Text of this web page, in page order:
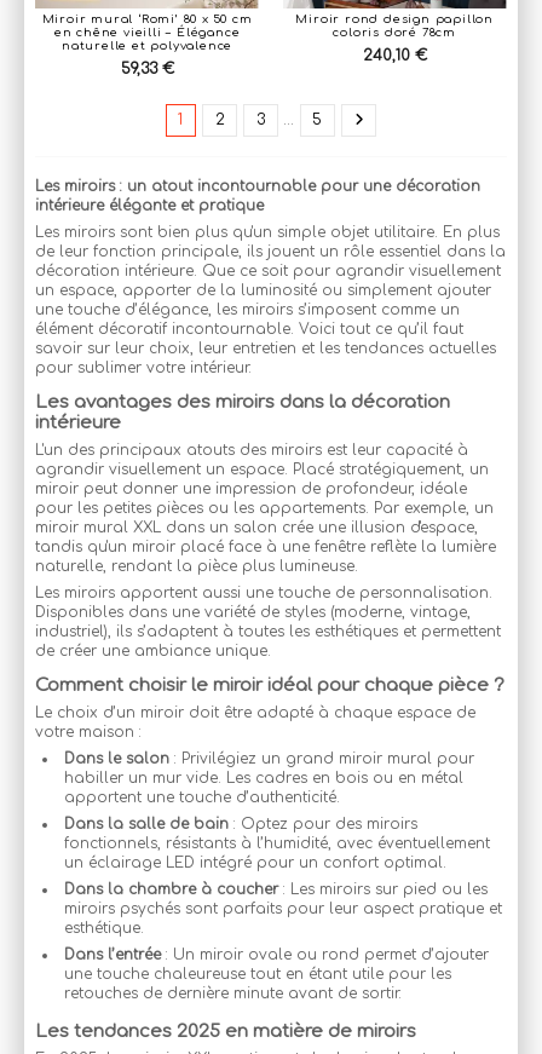
Miroir mural ‘Romi’ 80 x 50 cm
en chêne vieilli – Élégance
naturelle et polyvalence
59,33 €
Miroir rond design papillon
coloris doré 78cm
240,10 €
1 2 3 … 5
Les miroirs : un atout incontournable pour une décoration
intérieure élégante et pratique
Les miroirs sont bien plus qu'un simple objet utilitaire. En plus
de leur fonction principale, ils jouent un rôle essentiel dans la
décoration intérieure. Que ce soit pour agrandir visuellement
un espace, apporter de la luminosité ou simplement ajouter
une touche d’élégance, les miroirs s’imposent comme un
élément décoratif incontournable. Voici tout ce qu’il faut
savoir sur leur choix, leur entretien et les tendances actuelles
pour sublimer votre intérieur.
Les avantages des miroirs dans la décoration
intérieure
L'un des principaux atouts des miroirs est leur capacité à
agrandir visuellement un espace. Placé stratégiquement, un
miroir peut donner une impression de profondeur, idéale
pour les petites pièces ou les appartements. Par exemple, un
miroir mural XXL dans un salon crée une illusion d'espace,
tandis qu'un miroir placé face à une fenêtre reflète la lumière
naturelle, rendant la pièce plus lumineuse.
Les miroirs apportent aussi une touche de personnalisation.
Disponibles dans une variété de styles (moderne, vintage,
industriel), ils s’adaptent à toutes les esthétiques et permettent
de créer une ambiance unique.
Comment choisir le miroir idéal pour chaque pièce ?
Le choix d’un miroir doit être adapté à chaque espace de
votre maison :
Dans le salon : Privilégiez un grand miroir mural pour
habiller un mur vide. Les cadres en bois ou en métal
apportent une touche d’authenticité.
Dans la salle de bain : Optez pour des miroirs
fonctionnels, résistants à l’humidité, avec éventuellement
un éclairage LED intégré pour un confort optimal.
Dans la chambre à coucher: Les miroirs sur pied ou les
miroirs psychés sont parfaits pour leur aspect pratique et
esthétique.
Dans l’entrée: Un miroir ovale ou rond permet d’ajouter
une touche chaleureuse tout en étant utile pour les
retouches de dernière minute avant de sortir.
Les tendances 2025 en matière de miroirs